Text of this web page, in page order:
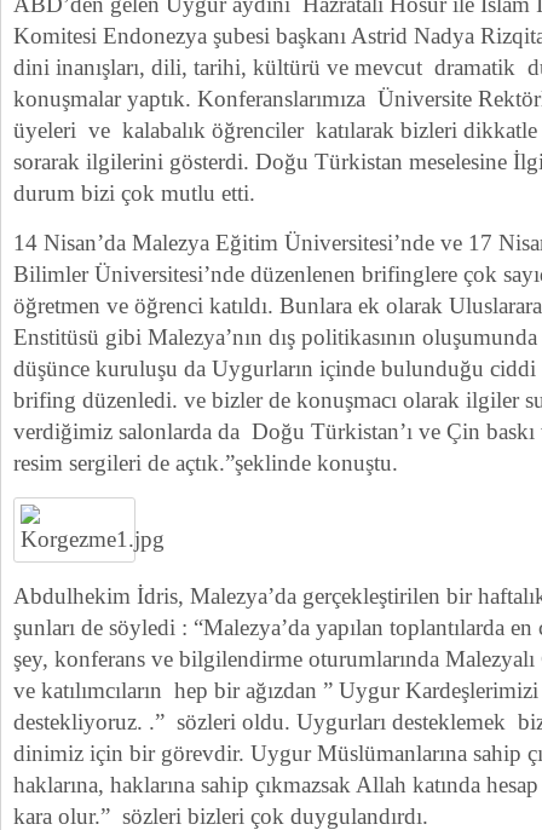
Komitesi Endonezya şubesi başkanı Astrid Nadya
dini inanışları, dili, tarihi, kültürü ve mevcut dramatik
konuşmalar yaptık. Konferanslarımıza Üniversite
üyeleri ve kalabalık öğrenciler katılarak bizleri
sorarak ilgilerini gösterdi. Doğu Türkistan meselesine
durum bizi çok mutlu etti.
14 Nisan’da Malezya Eğitim Üniversitesi’nde ve 17
Bilimler Üniversitesi’nde düzenlenen brifinglere çok
öğretmen ve öğrenci katıldı. Bunlara ek olarak
Enstitüsü gibi Malezya’nın dış politikasının
düşünce kuruluşu da Uygurların içinde bulunduğu
brifing düzenledi. ve bizler de konuşmacı olarak ilgiler
verdiğimiz salonlarda da Doğu Türkistan’ı ve Çin
resim sergileri de açtık.”şeklinde konuştu.
Abdulhekim İdris, Malezya’da gerçekleştirilen bir
şunları de söyledi : “Malezya’da yapılan toplantılarda
şey, konferans ve bilgilendirme oturumlarında
ve katılımcıların hep bir ağızdan ” Uygur Kardeşlerimizi
destekliyoruz. .” sözleri oldu. Uygurları desteklemek
dinimiz için bir görevdir. Uygur Müslümanlarına sahip
haklarına, haklarına sahip çıkmazsak Allah katında
kara olur.” sözleri bizleri çok duygulandırdı.